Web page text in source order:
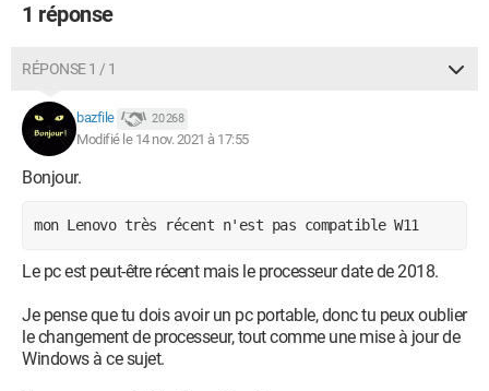
1 réponse
RÉPONSE 1 / 1
bazfile 20 268
Modifié le 14 nov. 2021 à 17:55
Bonjour.
mon Lenovo très récent n'est pas compatible W11
Le pc est peut-être récent mais le processeur date de 2018.
Je pense que tu dois avoir un pc portable, donc tu peux oublier
le changement de processeur, tout comme une mise à jour de
Windows à ce sujet.